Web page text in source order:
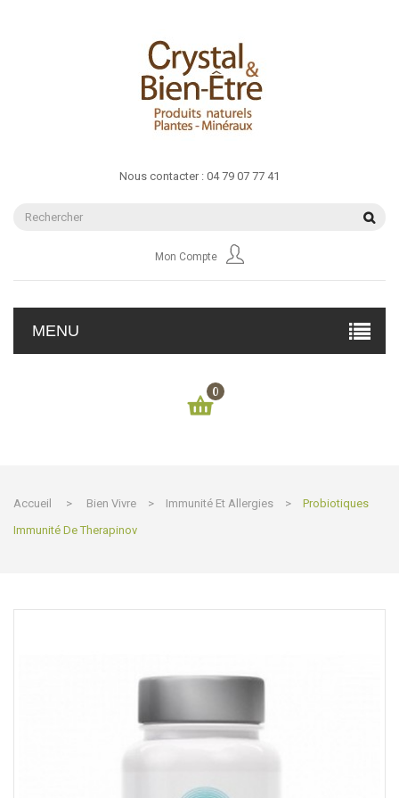
Nous contacter : 04 79 07 77 41
Mon Compte
MENU
0
Accueil > Bien Vivre > Immunité Et Allergies >
Probiotiques
Immunité De Therapinov